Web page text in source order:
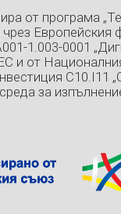
от програма
Европейския
1.003-0001
и от
C10.I11
за